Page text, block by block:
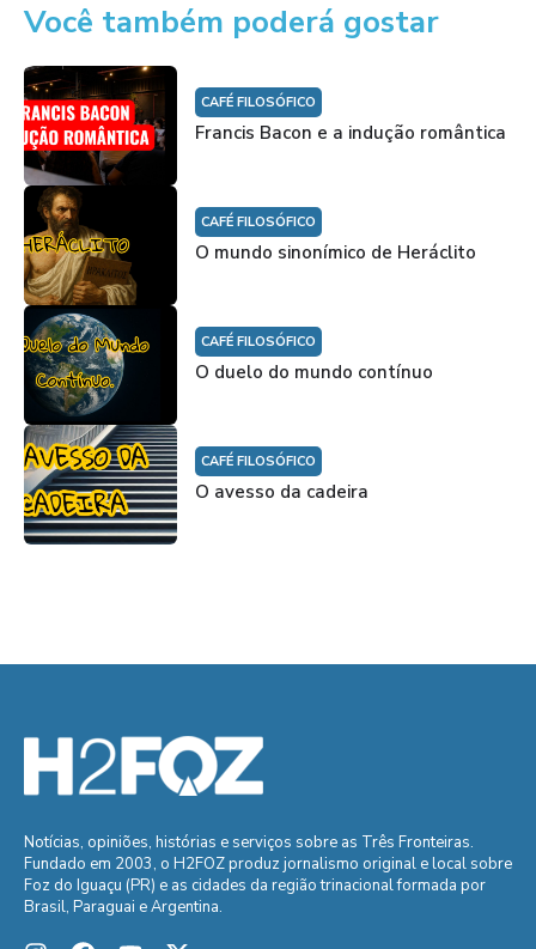
Você também poderá gostar
CAFÉ FILOSÓFICO
Francis Bacon e a indução romântica
CAFÉ FILOSÓFICO
O mundo sinonímico de Heráclito
CAFÉ FILOSÓFICO
O duelo do mundo contínuo
CAFÉ FILOSÓFICO
O avesso da cadeira
Notícias, opiniões, histórias e serviços sobre as Três Fronteiras.
Fundado em 2003, o H2FOZ produz jornalismo original e local sobre
Foz do Iguaçu (PR) e as cidades da região trinacional formada por
Brasil, Paraguai e Argentina.